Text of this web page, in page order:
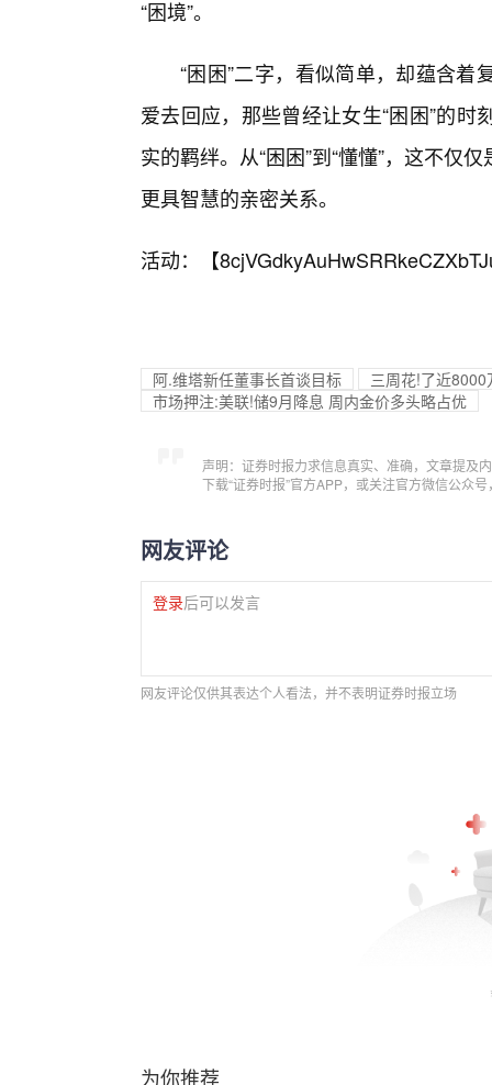
“困境”。
“困困”二字，看似简单，却蕴含
爱去回应，那些曾经让女生“困困”的
实的羁绊。从“困困”到“懂懂”，这不仅
更具智慧的亲密关系。
活动：【
阿.维塔新任董事长首谈目标
三周花!了近
市场押注:美联!储9月降息 周内金价多头略占优
声明：证券时报力求信息真实、准确，文章提及
下载“证券时报”官方APP，或关注官方微信公众
网友评论
登录后可以发言
网友评论仅供其表达个人看法，并不表明证券时报立场
为你推荐